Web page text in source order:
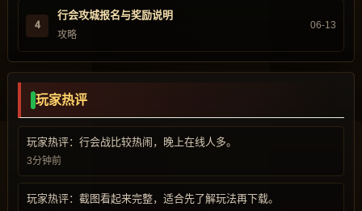
4
行会攻城报名与奖励说明
攻略
06-13
玩家热评
玩家热评：行会战比较热闹，晚上在线人多。
3分钟前
玩家热评：截图看起来完整，适合先了解玩法再下载。